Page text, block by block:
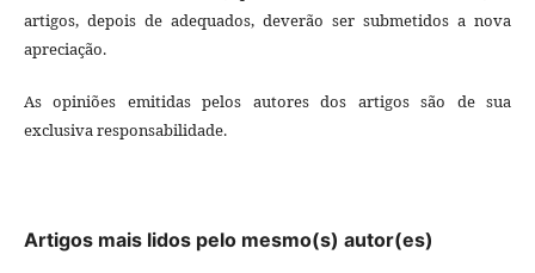
artigos, depois de adequados, deverão ser submetidos a nova
apreciação.
As opiniões emitidas pelos autores dos artigos são de sua
exclusiva responsabilidade.
Artigos mais lidos pelo mesmo(s) autor(es)